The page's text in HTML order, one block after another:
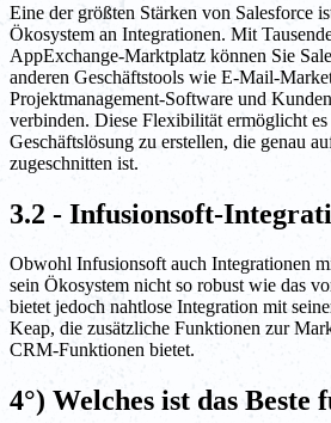
Eine der größten Stärken von Salesforce
Ökosystem an Integrationen. Mit
AppExchange-Marktplatz können Sie
anderen Geschäftstools wie E-Mail-
Projektmanagement-Software und
verbinden. Diese Flexibilität ermöglicht es
Geschäftslösung zu erstellen, die genau
zugeschnitten ist.
3.2 - Infusionsoft-
Obwohl Infusionsoft auch Integrationen
sein Ökosystem nicht so robust wie das
bietet jedoch nahtlose Integration mit
Keap, die zusätzliche Funktionen zur
CRM-Funktionen bietet.
4°) Welches ist das Beste